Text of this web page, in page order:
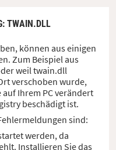
: TWAIN.DLL
können aus einigen
Zum Beispiel aus
weil twain.dll
verschoben wurde,
Ihrem PC verändert
beschädigt ist.
sind:
werden, da
Installieren Sie das